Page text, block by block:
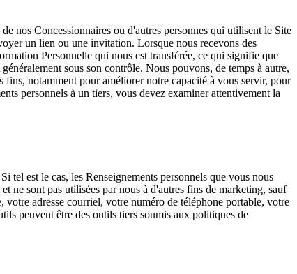
nos Concessionnaires ou d'autres personnes qui utilisent le Site
un lien ou une invitation. Lorsque nous recevons des
Personnelle qui nous est transférée, ce qui signifie que
sous son contrôle. Nous pouvons, de temps à autre,
fins, notamment pour améliorer notre capacité à vous servir, pour
personnels à un tiers, vous devez examiner attentivement la
est le cas, les Renseignements personnels que vous nous
ne sont pas utilisées par nous à d'autres fins de marketing, sauf
adresse courriel, votre numéro de téléphone portable, votre
peuvent être des outils tiers soumis aux politiques de